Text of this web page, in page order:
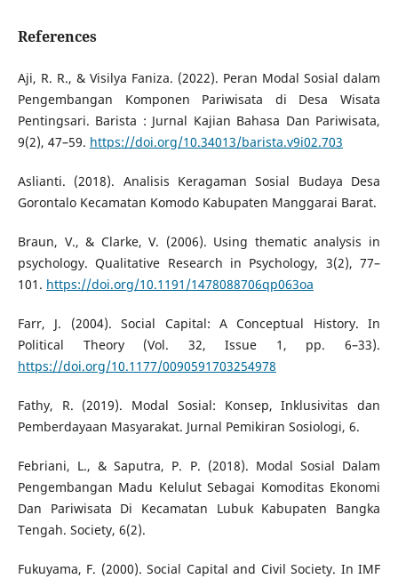
References
Aji, R. R., & Visilya Faniza. (2022). Peran Modal Sosial dalam
Pengembangan Komponen Pariwisata di Desa Wisata
Pentingsari. Barista : Jurnal Kajian Bahasa Dan Pariwisata,
9(2), 47–59. https://doi.org/10.34013/barista.v9i02.703
Aslianti. (2018). Analisis Keragaman Sosial Budaya Desa
Gorontalo Kecamatan Komodo Kabupaten Manggarai Barat.
Braun, V., & Clarke, V. (2006). Using thematic analysis in
psychology. Qualitative Research in Psychology, 3(2), 77–
101. https://doi.org/10.1191/1478088706qp063oa
Farr, J. (2004). Social Capital: A Conceptual History. In
Political Theory (Vol. 32, Issue 1, pp. 6–33).
https://doi.org/10.1177/0090591703254978
Fathy, R. (2019). Modal Sosial: Konsep, Inklusivitas dan
Pemberdayaan Masyarakat. Jurnal Pemikiran Sosiologi, 6.
Febriani, L., & Saputra, P. P. (2018). Modal Sosial Dalam
Pengembangan Madu Kelulut Sebagai Komoditas Ekonomi
Dan Pariwisata Di Kecamatan Lubuk Kabupaten Bangka
Tengah. Society, 6(2).
Fukuyama, F. (2000). Social Capital and Civil Society. In IMF